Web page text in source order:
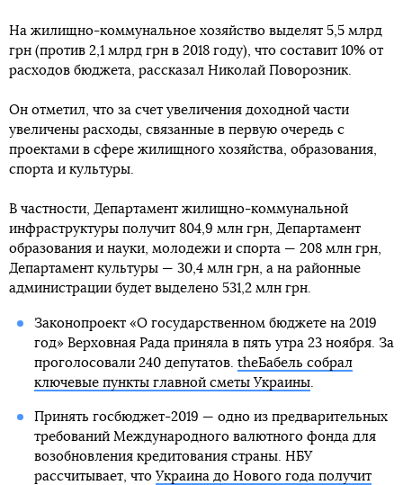
На жилищно-коммунальное хозяйство выделят 5,5 млрд
грн (против 2,1 млрд грн в 2018 году), что составит 10% от
расходов бюджета, рассказал Николай Поворозник.
Он отметил, что за счет увеличения доходной части
увеличены расходы, связанные в первую очередь с
проектами в сфере жилищного хозяйства, образования,
спорта и культуры.
В частности, Департамент жилищно-коммунальной
инфраструктуры получит 804,9 млн грн, Департамент
образования и науки, молодежи и спорта — 208 млн грн,
Департамент культуры — 30,4 млн грн, а на районные
администрации будет выделено 531,2 млн грн.
Законопроект «О государственном бюджете на 2019
год» Верховная Рада приняла в пять утра 23 ноября. За
проголосовали 240 депутатов. theБабель собрал
ключевые пункты главной сметы Украины.
Принять госбюджет-2019 — одно из предварительных
требований Международного валютного фонда для
возобновления кредитования страны. НБУ
рассчитывает, что Украина до Нового года получит